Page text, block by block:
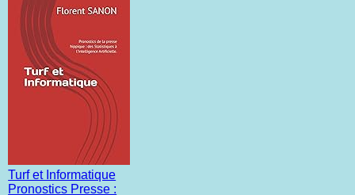
Turf et Informatique
Pronostics Presse :